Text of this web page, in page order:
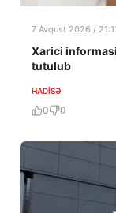
7 Avqust 2026 /
Xarici
tutulub
HADISƏ
0 0